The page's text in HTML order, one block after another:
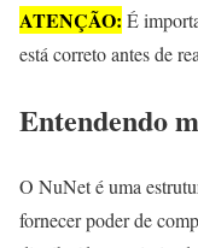
ATENÇÃO: É
está correto antes de
Entendendo
O NuNet é uma
fornecer poder de